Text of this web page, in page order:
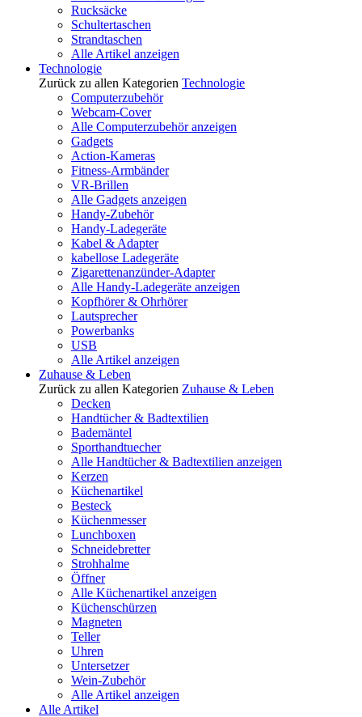
Rucksäcke
Schultertaschen
Strandtaschen
Alle Artikel anzeigen
Technologie
Zurück zu allen Kategorien Technologie
Computerzubehör
Webcam-Cover
Alle Computerzubehör anzeigen
Gadgets
Action-Kameras
Fitness-Armbänder
VR-Brillen
Alle Gadgets anzeigen
Handy-Zubehör
Handy-Ladegeräte
Kabel & Adapter
kabellose Ladegeräte
Zigarettenanzünder-Adapter
Alle Handy-Ladegeräte anzeigen
Kopfhörer & Ohrhörer
Lautsprecher
Powerbanks
USB
Alle Artikel anzeigen
Zuhause & Leben
Zurück zu allen Kategorien Zuhause & Leben
Decken
Handtücher & Badtextilien
Bademäntel
Sporthandtuecher
Alle Handtücher & Badtextilien anzeigen
Kerzen
Küchenartikel
Besteck
Küchenmesser
Lunchboxen
Schneidebretter
Strohhalme
Öffner
Alle Küchenartikel anzeigen
Küchenschürzen
Magneten
Teller
Uhren
Untersetzer
Wein-Zubehör
Alle Artikel anzeigen
Alle Artikel